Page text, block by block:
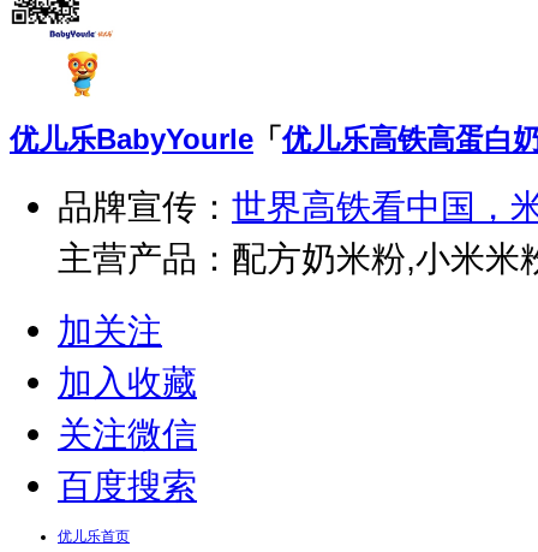
优儿乐BabyYourle 「优儿乐高铁高蛋白
品牌宣传： 世界高铁看中国，
主营产品：配方奶米粉,小米
加关注
加入收藏
关注微信
百度搜索
优儿乐首页